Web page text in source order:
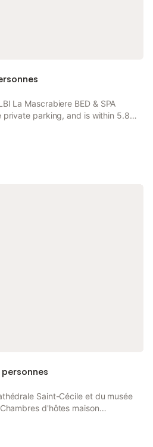
tout au long de votre
nécessaire. N'h
La Mascrabiere BED & SPA
parking, and is within 5.8
and 6.8 km of Albi Cathedral.
Saint-Cécile et du musée
d'hôtes maison
en maison d'hôtes
Veuillez informer